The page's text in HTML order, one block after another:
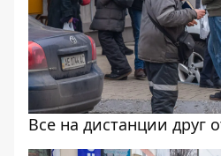
Все на дистанции друг